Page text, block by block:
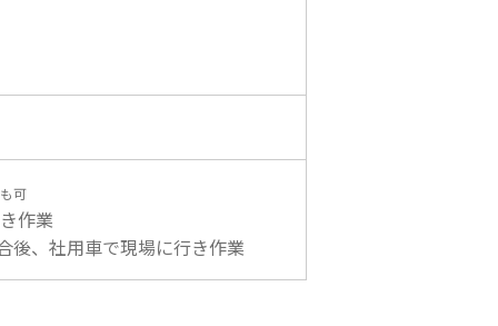
可
作業
後、社用車で現場に行き作業